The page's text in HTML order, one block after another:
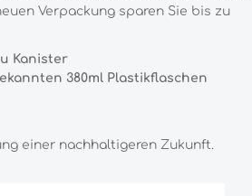
Verpackung sparen Sie bis zu
Kanister
380ml Plastikflaschen
einer nachhaltigeren Zukunft.